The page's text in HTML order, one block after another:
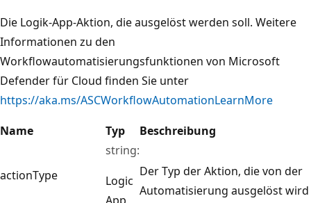
Die Logik-App-Aktion, die ausgelöst werden soll. Weitere
Informationen zu den
Workflowautomatisierungsfunktionen von Microsoft
Defender für Cloud finden Sie unter
https://aka.ms/ASCWorkflowAutomationLearnMore
Name
Typ Beschreibung
actionType
string:
Logic
App
Der Typ der Aktion, die von der
Automatisierung ausgelöst wird